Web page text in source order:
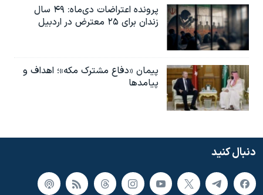
پرونده اعتراضات دی‌ماه: ۴۹ سال
زندان برای ۲۵ معترض در اردبیل
پیمان «دفاع مشترک مکه»؛ اهداف و
پیامدها
دنبال کنید